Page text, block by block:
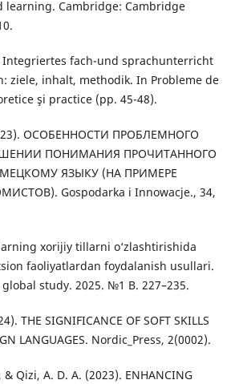
learning. Cambridge: Cambridge
Integriertes fach-und sprachunterricht
ziele, inhalt, methodik. In Probleme de
şi practice (pp. 45-48).
ОСОБЕННОСТИ ПРОБЛЕМНОГО
ПОНИМАНИЯ ПРОЧИТАННОГО
ЯЗЫКУ (НА ПРИМЕРЕ
Gospodarka i Innowacje., 34,
xorijiy tillarni o‘zlashtirishida
faoliyatlardan foydalanish usullari.
study. 2025. №1 B. 227–235.
THE SIGNIFICANCE OF SOFT SKILLS
LANGUAGES. Nordic_Press, 2(0002).
Qizi, A. D. A. (2023). ENHANCING